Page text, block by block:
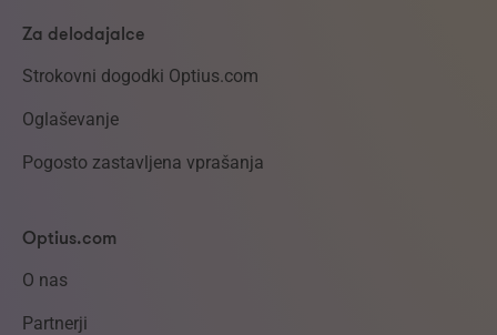
Za delodajalce
Strokovni dogodki Optius.com
Oglaševanje
Pogosto zastavljena vprašanja
Optius.com
O nas
Partnerji